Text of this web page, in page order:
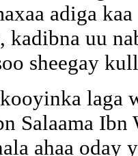
adiga
kadibna uu
sheegay
laga
Salaama
ahaa oday